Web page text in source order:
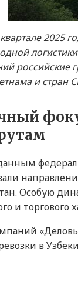
2025
российские
и стран
Особую
и
в